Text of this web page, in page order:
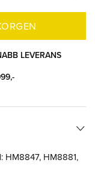
LEVERANS
HM8847, HM8881,